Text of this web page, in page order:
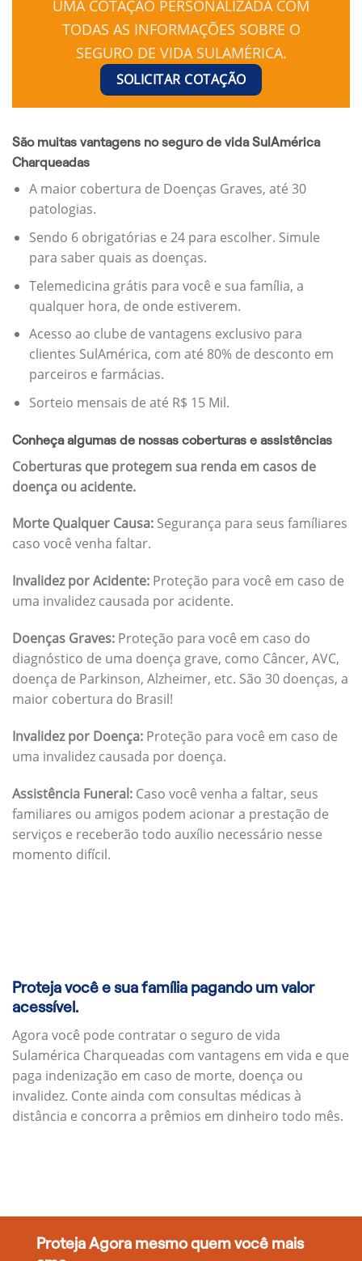
UMA COTAÇÃO PERSONALIZADA COM
TODAS AS INFORMAÇÕES SOBRE O
SEGURO DE VIDA SULAMÉRICA.
SOLICITAR COTAÇÃO
São muitas vantagens no seguro de vida SulAmérica
Charqueadas
A maior cobertura de Doenças Graves, até 30
patologias.
Sendo 6 obrigatórias e 24 para escolher. Simule
para saber quais as doenças.
Telemedicina grátis para você e sua família, a
qualquer hora, de onde estiverem.
Acesso ao clube de vantagens exclusivo para
clientes SulAmérica, com até 80% de desconto em
parceiros e farmácias.
Sorteio mensais de até R$ 15 Mil.
Conheça algumas de nossas coberturas e assistências
Coberturas que protegem sua renda em casos de
doença ou acidente.
Morte Qualquer Causa: Segurança para seus famíliares
caso você venha faltar.
Invalidez por Acidente: Proteção para você em caso de
uma invalidez causada por acidente.
Doenças Graves: Proteção para você em caso do
diagnóstico de uma doença grave, como Câncer, AVC,
doença de Parkinson, Alzheimer, etc. São 30 doenças, a
maior cobertura do Brasil!
Invalidez por Doença: Proteção para você em caso de
uma invalidez causada por doença.
Assistência Funeral: Caso você venha a faltar, seus
familiares ou amigos podem acionar a prestação de
serviços e receberão todo auxílio necessário nesse
momento difícil.
Proteja você e sua família pagando um valor
acessível.
Agora você pode contratar o seguro de vida
Sulamérica Charqueadas com vantagens em vida e que
paga indenização em caso de morte, doença ou
invalidez. Conte ainda com consultas médicas à
distância e concorra a prêmios em dinheiro todo mês.
Proteja Agora mesmo quem você mais